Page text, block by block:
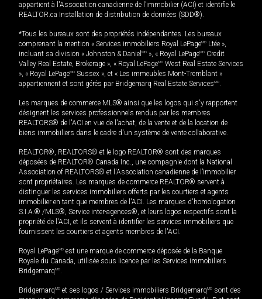
appartient à l'Association canadienne de l’immobilier (ACI) et identifie le
REALTOR.ca Installation de distribution de données (SDD®).
*Tous les bureaux sont des propriétés indépendantes. Les bureaux
comprenant la mention « Services immobiliers Royal LePageMD Ltée »,
incluant sa division « Johnston & Daniel MD », « Royal LePageMD Credit
Valley Real Estate, Brokerage », « Royal LePageMD West Real Estate Services
», « Royal LePageMD Sussex », et « Les immeubles Mont-Tremblant »
appartiennent et sont gérés par Bridgemarq Real Estate ServicesMD.
Les marques de commerce MLS® ainsi que les logos qui s'y rapportent
désignent les services professionnels rendus par les membres
REALTORS® de l'ACI en vue de l'achat, de la vente et de la location de
biens immobiliers dans le cadre d'un système de vente collaborative.
REALTOR®, REALTORS® et le logo REALTOR® sont des marques
déposées de REALTOR® Canada Inc., une compagnie dont la National
Association of REALTORS® et l'Association canadienne de l’immobilier
sont propriétaires. Les marques de commerce REALTOR® servent à
distinguer les services immobiliers offerts par les courtiers et agents
immobilier en tant que membres de l'ACI. Les marques d'homologation
S.I.A.® /MLS®, Service inter-agences®, et leurs logos respectifs sont la
propriété de l'ACI, et ils servent à identifier les services immobiliers que
fournissent les courtiers et agents membres de l'ACI.
Royal LePageMD est une marque de commerce déposée de la Banque
Royale du Canada, utilisée sous licence par les Services immobiliers
BridgemarqMD.
BridgemarqMD et ses logos / Services immobiliers BridgemarqMD sont des